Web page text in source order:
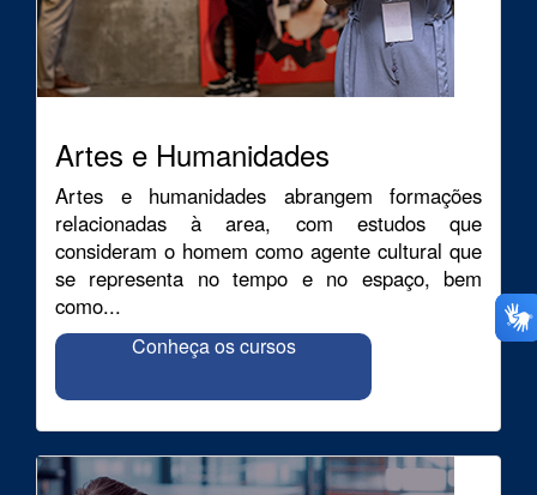
Artes e Humanidades
Artes e humanidades abrangem formações
relacionadas à area, com estudos que
consideram o homem como agente cultural que
se representa no tempo e no espaço, bem
como...
Conheça os cursos